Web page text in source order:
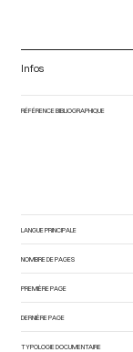
Infos
RÉFÉRENCE BIBLIOGRAPHIQUE
LANGUE PRINCIPALE
NOMBRE DE PAGES
PREMIÈRE PAGE
DERNIÈRE PAGE
TYPOLOGIE DOCUMENTAIRE